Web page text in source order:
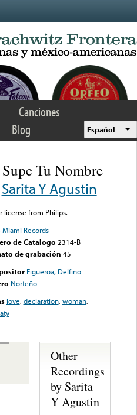
Canciones
Blog Español
Tu Nombre
Sarita Y Agustin
license from Philips.
Miami Records
de Catalogo 2314-B
de grabación 45
Figueroa, Delfino
Norteño
love,declaration,woman,
Other
Recordings
by Sarita
Y Agustin